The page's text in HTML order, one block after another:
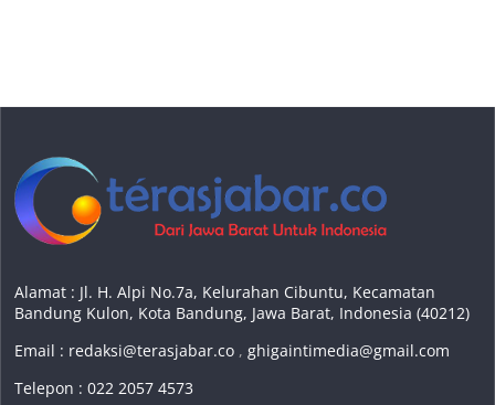
Alamat : Jl. H. Alpi No.7a, Kelurahan Cibuntu, Kecamatan
Bandung Kulon, Kota Bandung, Jawa Barat, Indonesia (40212)
Email : redaksi@terasjabar.co ,ghigaintimedia@gmail.com
Telepon : 022 2057 4573